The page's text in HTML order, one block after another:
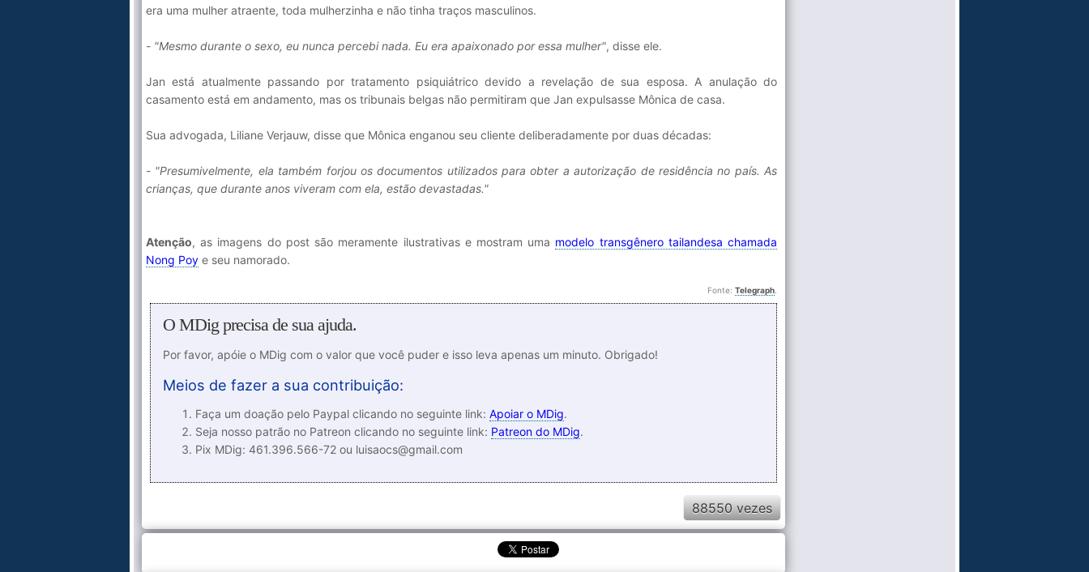
era uma mulher atraente, toda mulherzinha e não tinha traços masculinos.
- "Mesmo durante o sexo, eu nunca percebi nada. Eu era apaixonado por essa mulher", disse ele.
Jan está atualmente passando por tratamento psiquiátrico devido a revelação de sua esposa. A anulação do
casamento está em andamento, mas os tribunais belgas não permitiram que Jan expulsasse Mônica de casa.
Sua advogada, Liliane Verjauw, disse que Mônica enganou seu cliente deliberadamente por duas décadas:
- "Presumivelmente, ela também forjou os documentos utilizados para obter a autorização de residência no país. As
crianças, que durante anos viveram com ela, estão devastadas."
Atenção, as imagens do post são meramente ilustrativas e mostram uma modelo transgênero tailandesa chamada
Nong Poy e seu namorado.
Fonte: Telegraph
O MDig precisa de sua ajuda.
Por favor, apóie o MDig com o valor que você puder e isso leva apenas um minuto. Obrigado!
Meios de fazer a sua contribuição:
Faça um doação pelo Paypal clicando no seguinte link: Apoiar o MDig.
Seja nosso patrão no Patreon clicando no seguinte link: Patreon do MDig.
Pix MDig: 461.396.566-72 ou luisaocs@gmail.com
88550 vezes